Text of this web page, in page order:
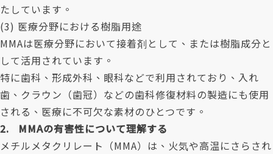
たしています。
(3) 医療分野における樹脂用途
MMAは医療分野において接着剤として、または樹脂成分と
して活用されています。
特に歯科、形成外科、眼科などで利用されており、入れ
歯、クラウン（歯冠）などの歯科修復材料の製造にも使用
される、医療に不可欠な素材のひとつです。
2. MMAの有害性について理解する
メチルメタクリレート（MMA）は、火気や高温にさらされ